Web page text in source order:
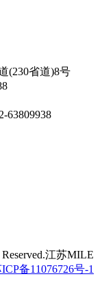
(230省道)8号
63809938
江苏MILE
备11076726号-1